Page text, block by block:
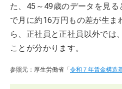
た、45～49歳のデータを見
で月に約16万円もの差が生ま
ら、正社員と正社員以外では
ことが分かります。
参照元：厚生労働省「 令和７年賃金構造